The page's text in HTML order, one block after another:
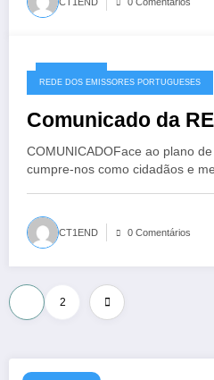
13/03/2020
REDE DOS EMISSORES PORTUGUESES
Comunicado da
COMUNICADOFace ao plano
cumpre-nos como cidadãos e
CT1END 0 Comentários
Paginação
dos
conteúdos
2